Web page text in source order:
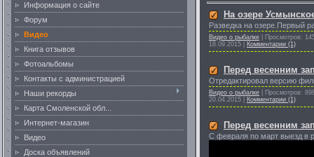
Информация о сайте
Форум
Видео
Книга отзывов
Фотоальбомы
Контакты с администрацией
Наши рекорды
Карта Смоленской обл...
Интернет-магазин
Видео
Доска объявлений
На озере
Разведка на озере.Первый
Видео о рыбалке Просмотров:
18.09.2015
Комментарии (1)
Перед весенним
Отредактировал версию
Видео о рыбалке Просмотров:
20.04.2015
Комментарии (1)
Перед весенним
С февраля по март выезд в